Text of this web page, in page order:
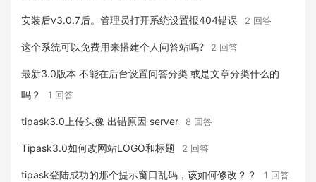
安装后v3.0.7后。管理员打开系统设置报404错误 2 回答
这个系统可以免费用来搭建个人问答站吗? 2 回答
最新3.0版本 不能在后台设置问答分类 或是文章分类什么的
吗？
1 回答
tipask3.0上传头像 出错原因 server 8 回答
Tipask3.0如何改网站LOGO和标题 2 回答
tipask登陆成功的那个提示窗口乱码，该如何修改？？ 1 回答